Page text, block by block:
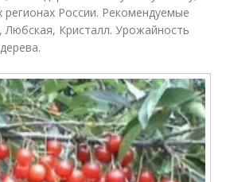
регионах России. Рекомендуемые
Любская, Кристалл. Урожайность